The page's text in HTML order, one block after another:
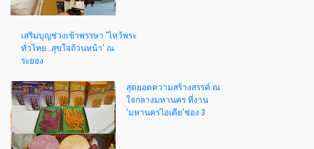
เสริมบุญช่วงเข้าพรรษา 'ไหว้พระ
ทั่วไทย…สุขใจถ้วนหน้า' ณ
ระยอง
สุดยอดความสร้างสรรค์ ณ
ใจกลางมหานคร ที่งาน
'มหานครไอเดีย'ช่อง 3